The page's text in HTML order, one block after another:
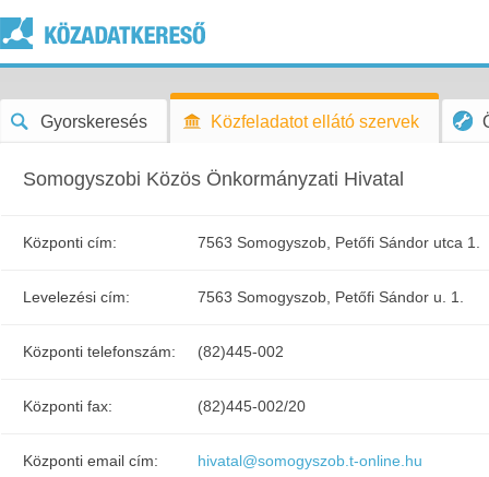
Gyorskeresés Közfeladatot ellátó szervek
Somogyszobi Közös Önkormányzati Hivatal
Központi cím: 7563 Somogyszob, Petőfi Sándor utca 1.
Levelezési cím: 7563 Somogyszob, Petőfi Sándor u. 1.
Központi telefonszám: (82)445-002
Központi fax: (82)445-002/20
Központi email cím: hivatal@somogyszob.t-online.hu